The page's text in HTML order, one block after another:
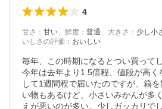
4
甘さ ： 甘い、 鮮度 ： 普通、 大きさ ： 少し小
いしさの評価 ： おいしい
毎年、この時期になるとつい買って
今年は去年より1.5倍程、値段が高く
して1週間程で届いたのですが、箱
い物もあるけど、小さいみかんが多
えが悪いのが多い。少しガッカリで